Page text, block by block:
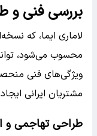
بررسی فنی و
محسوب می‌شود،
ویژگی‌های فنی
مشتریان ایرانی
طراحی تهاجمی و